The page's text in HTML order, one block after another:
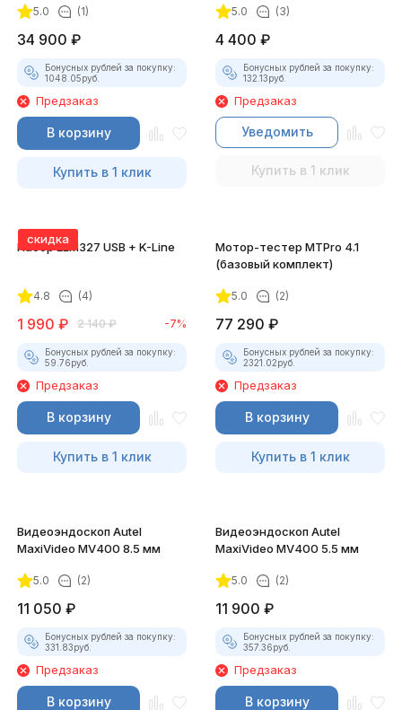
5.0 (1)
34 900 ₽
Бонусных рублей за покупку:
1048.05руб.
Предзаказ
В корзину
Купить в 1 клик
5.0 (3)
4 400 ₽
Бонусных рублей за покупку:
132.13руб.
Предзаказ
Уведомить
Купить в 1 клик
скидка
Набор ELM327 USB + K-Line
4.8 (4)
1 990 ₽ 2 140 ₽ -7%
Бонусных рублей за покупку:
59.76руб.
Предзаказ
В корзину
Купить в 1 клик
Мотор-тестер MTPro 4.1
(базовый комплект)
5.0 (2)
77 290 ₽
Бонусных рублей за покупку:
2321.02руб.
Предзаказ
В корзину
Купить в 1 клик
Видеоэндоскоп Autel
MaxiVideo MV400 8.5 мм
5.0 (2)
11 050 ₽
Бонусных рублей за покупку:
331.83руб.
Предзаказ
В корзину
Видеоэндоскоп Autel
MaxiVideo MV400 5.5 мм
5.0 (2)
11 900 ₽
Бонусных рублей за покупку:
357.36руб.
Предзаказ
В корзину